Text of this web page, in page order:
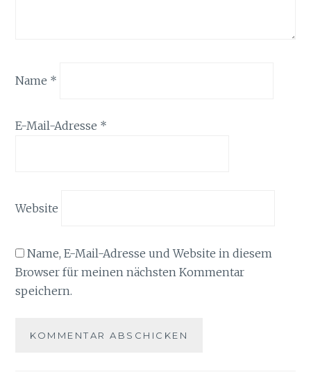
Name *
E-Mail-Adresse *
Website
Name, E-Mail-Adresse und Website in diesem
Browser für meinen nächsten Kommentar
speichern.